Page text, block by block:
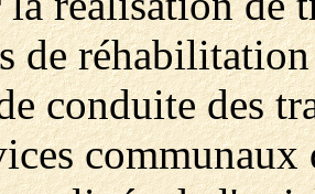
de
conduite des